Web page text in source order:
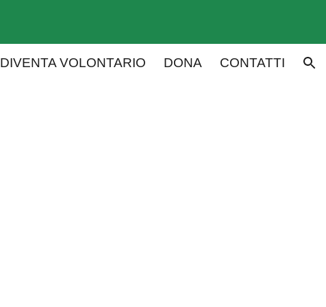
DIVENTA VOLONTARIO DONA CONTATTI